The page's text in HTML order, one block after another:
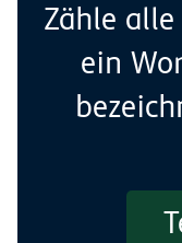
Zähle alle
ein